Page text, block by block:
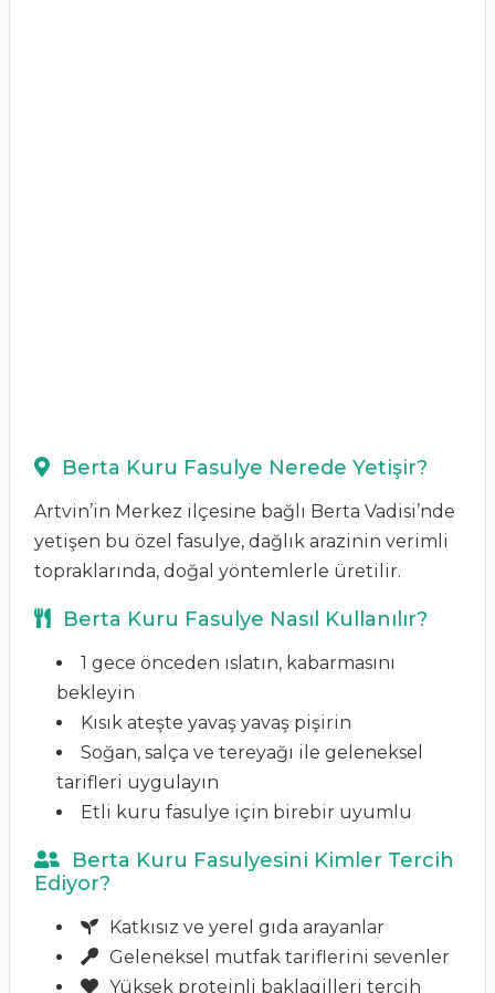
Berta Kuru Fasulye Nerede Yetişir?
Artvin’in Merkez ilçesine bağlı Berta Vadisi’nde
yetişen bu özel fasulye, dağlık arazinin verimli
topraklarında, doğal yöntemlerle üretilir.
Berta Kuru Fasulye Nasıl Kullanılır?
1 gece önceden ıslatın, kabarmasını
bekleyin
Kısık ateşte yavaş yavaş pişirin
Soğan, salça ve tereyağı ile geleneksel
tarifleri uygulayın
Etli kuru fasulye için birebir uyumlu
Berta Kuru Fasulyesini Kimler Tercih
Ediyor?
Katkısız ve yerel gıda arayanlar
Geleneksel mutfak tariflerini sevenler
Yüksek proteinli baklagilleri tercih